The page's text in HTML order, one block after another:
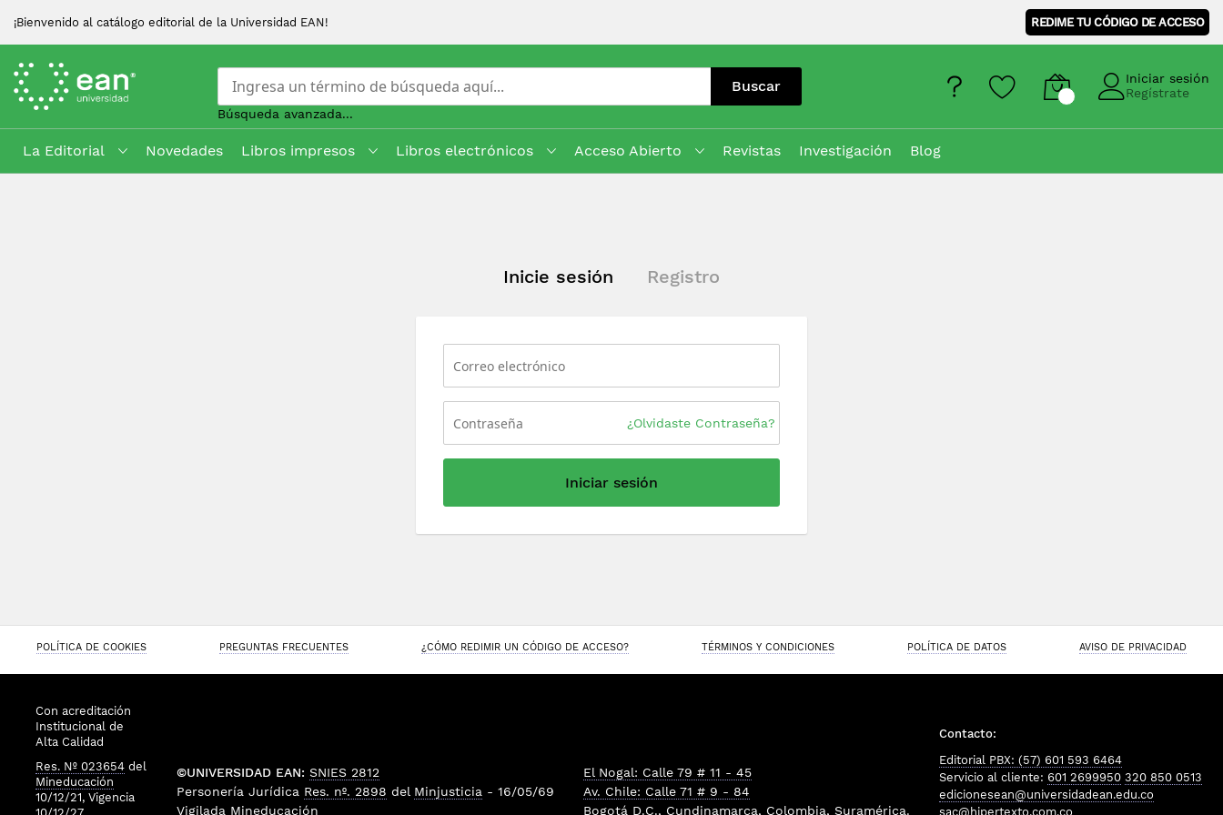
¡Bienvenido al catálogo editorial de la Universidad EAN! REDIME TU CÓDIGO DE ACCESO
Buscar
Búsqueda avanzada...
Iniciar sesión
Regístrate
La Editorial Novedades Libros impresos Libros electrónicos Acceso Abierto Revistas Investigación
Blog
Inicie sesión Registro
¿Olvidaste Contraseña?
Iniciar sesión
POLÍTICA DE COOKIES PREGUNTAS FRECUENTES ¿CÓMO REDIMIR UN CÓDIGO DE ACCESO? TÉRMINOS Y CONDICIONES POLÍTICA DE DATOS AVISO DE PRIVACIDAD
Con acreditación
Institucional de
Alta Calidad
Res. Nº 023654 del
Mineducación
10/12/21, Vigencia
©UNIVERSIDAD EAN: SNIES 2812
Personería Jurídica Res. nº. 2898 del Minjusticia - 16/05/69
Vigilada Mineducación
El Nogal: Calle 79 # 11 - 45
Av. Chile: Calle 71 # 9 - 84
Bogotá D.C., Cundinamarca, Colombia, Suramérica.
Contacto:
Editorial PBX: (57) 601 593 6464
Servicio al cliente: 601 2699950 320 850 0513
edicionesean@universidadean.edu.co
sac@hipertexto.com.co